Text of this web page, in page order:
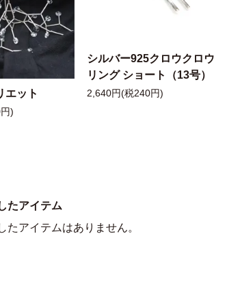
エット
)
シルバー925クロウクロウ
リング ショート（13号）
2,640円(税240円)
たアイテム
たアイテムはありません。